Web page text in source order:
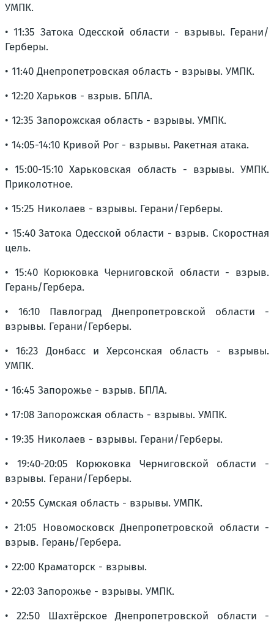
УМПК.
• 11:35 Затока Одесской области - взрывы. Герани/
Герберы.
• 11:40 Днепропетровская область - взрывы. УМПК.
• 12:20 Харьков - взрыв. БПЛА.
• 12:35 Запорожская область - взрывы. УМПК.
• 14:05-14:10 Кривой Рог - взрывы. Ракетная атака.
• 15:00-15:10 Харьковская область - взрывы. УМПК.
Приколотное.
• 15:25 Николаев - взрывы. Герани/Герберы.
• 15:40 Затока Одесской области - взрыв. Скоростная
цель.
• 15:40 Корюковка Черниговской области - взрыв.
Герань/Гербера.
• 16:10 Павлоград Днепропетровской области -
взрывы. Герани/Герберы.
• 16:23 Донбасс и Херсонская область - взрывы.
УМПК.
• 16:45 Запорожье - взрыв. БПЛА.
• 17:08 Запорожская область - взрывы. УМПК.
• 19:35 Николаев - взрывы. Герани/Герберы.
• 19:40-20:05 Корюковка Черниговской области -
взрывы. Герани/Герберы.
• 20:55 Сумская область - взрывы. УМПК.
• 21:05 Новомосковск Днепропетровской области -
взрыв. Герань/Гербера.
• 22:00 Краматорск - взрывы.
• 22:03 Запорожье - взрывы. УМПК.
• 22:50 Шахтёрское Днепропетровской области -